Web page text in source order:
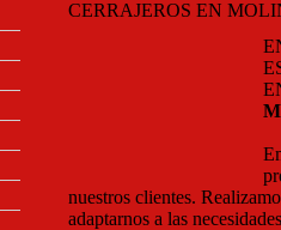
CERRAJEROS EN
nuestros clientes.
adaptarnos a las